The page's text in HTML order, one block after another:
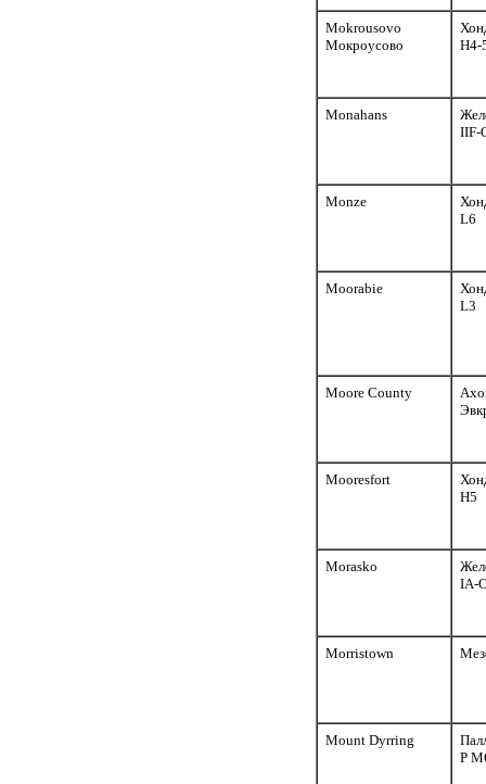
Mokrousovo
Мокроусово
H4-
Monahans
IIF-
Monze
L6
Moorabie
L3
Moore County
Mooresfort
H5
Morasko
IA-
Morristown
Mount Dyrring
P